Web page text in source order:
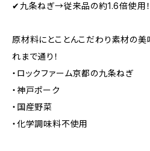
✔九条ねぎ→従来品の約1.6倍使用！
原材料にとことんこだわり素材の美
れまで通り！
・ロックファーム京都の九条ねぎ
・神戸ポーク
・国産野菜
・化学調味料不使用